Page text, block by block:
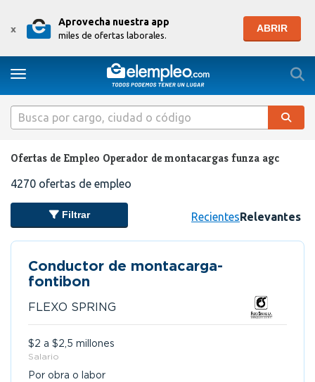
x
Aprovecha nuestra app
miles de ofertas laborales.
ABRIR
Toggle navigation
Ofertas de Empleo Operador de montacargas funza agc
4270 ofertas de empleo
Filtrar RecientesRelevantes
Conductor de montacarga-
fontibon
FLEXO SPRING
$2 a $2,5 millones
Salario
Por obra o labor